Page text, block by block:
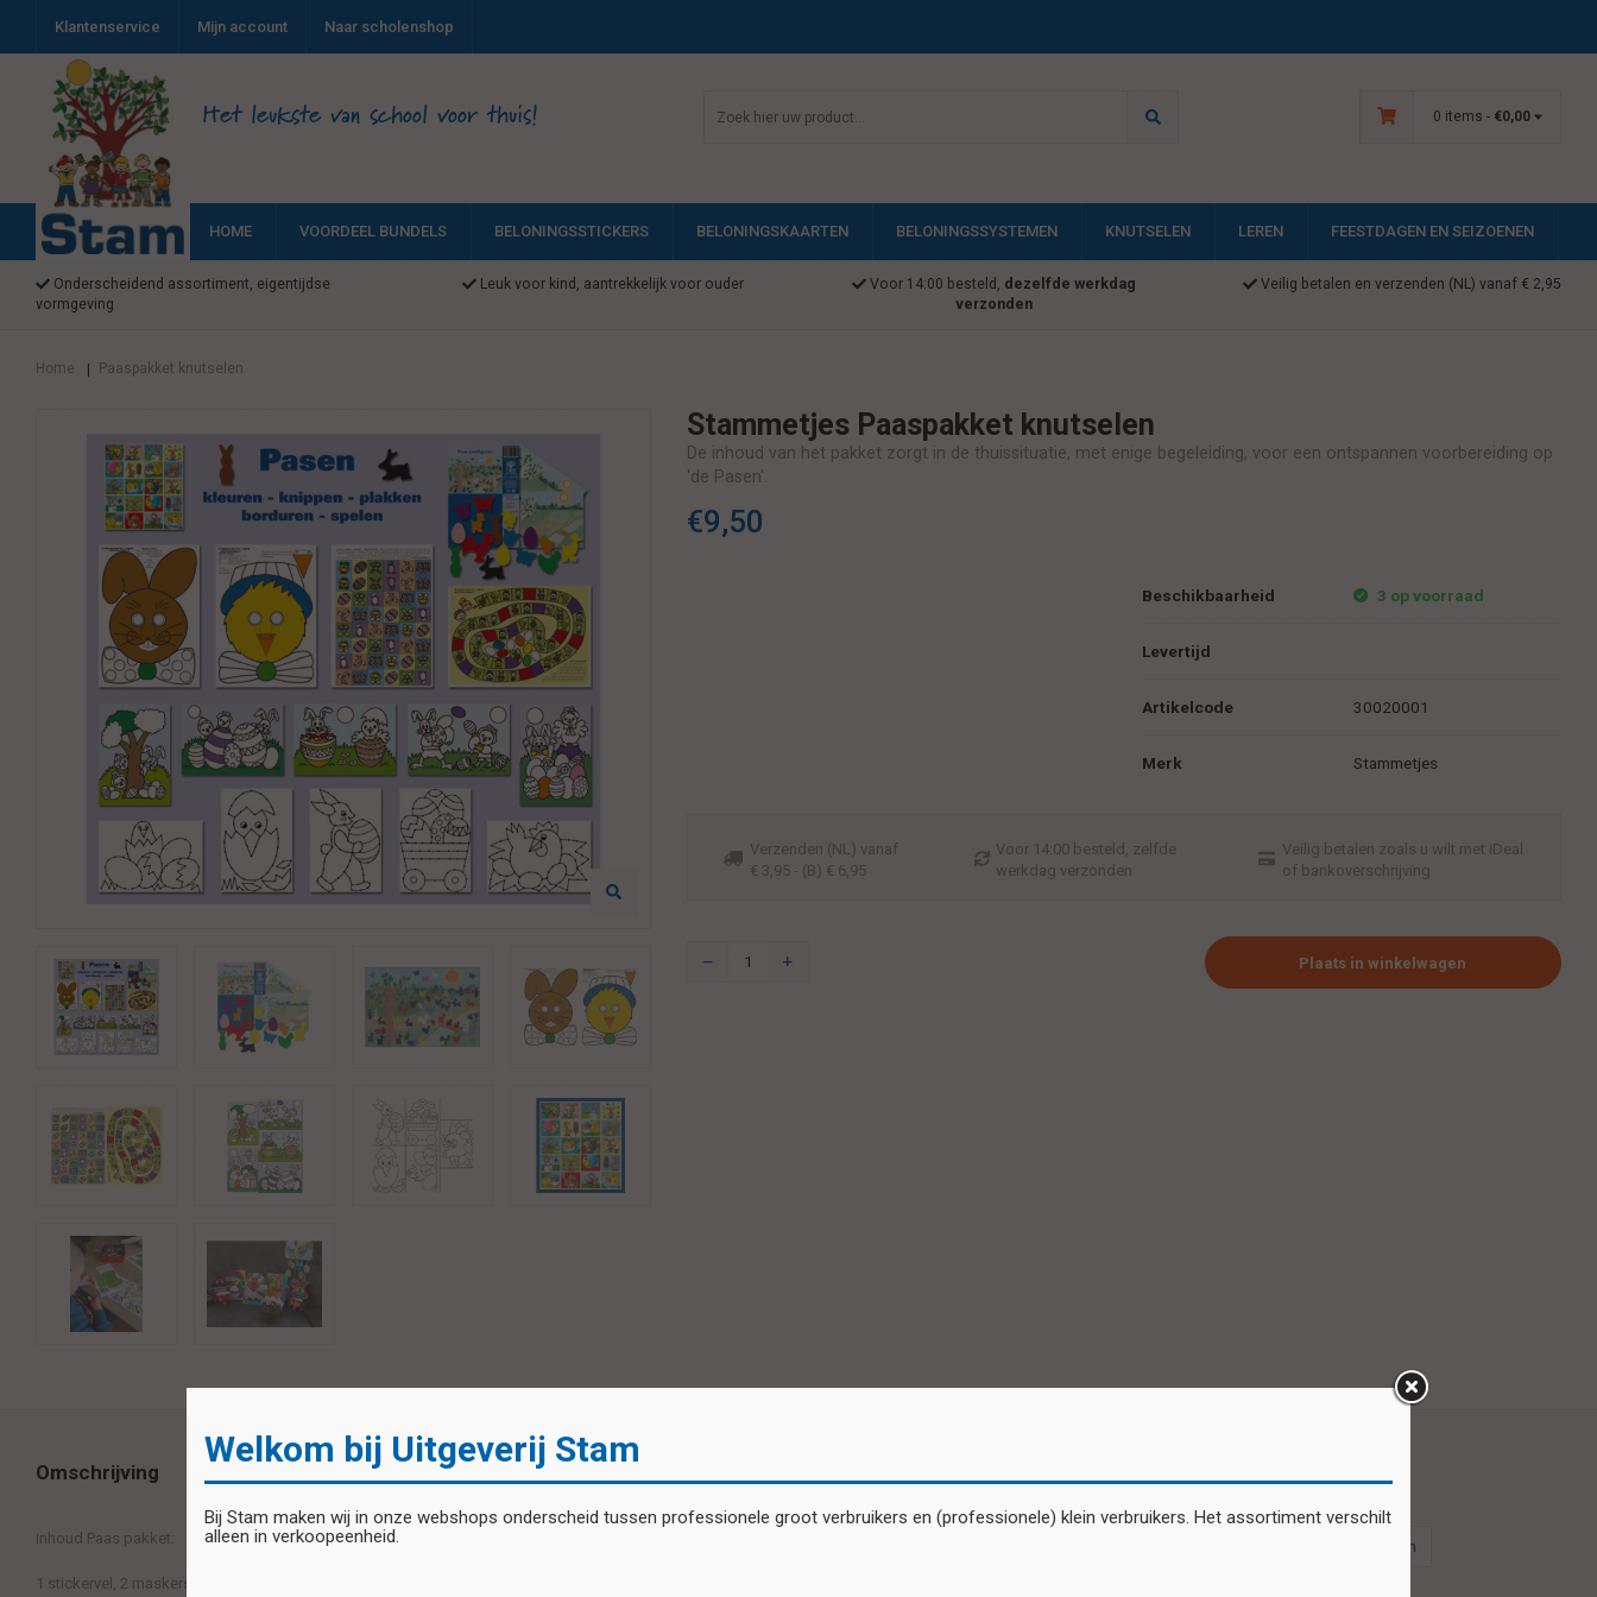
Klantenservice Mijn account Naar scholenshop
Het leukste van school voor thuis! 0 items - €0,00
HOME VOORDEEL BUNDELS BELONINGSSTICKERS BELONINGSKAARTEN BELONINGSSYSTEMEN KNUTSELEN LEREN FEESTDAGEN EN SEIZOENEN
Onderscheidend assortiment, eigentijdse
vormgeving
Leuk voor kind, aantrekkelijk voor ouder Voor 14:00 besteld, dezelfde werkdag
verzonden
Veilig betalen en verzenden (NL) vanaf € 2,95
Home | Paaspakket knutselen
Stammetjes Paaspakket knutselen
De inhoud van het pakket zorgt in de thuissituatie, met enige begeleiding, voor een ontspannen voorbereiding op
'de Pasen'.
€9,50
Beschikbaarheid 3 op voorraad
Levertijd
Artikelcode 30020001
Merk Stammetjes
Verzenden (NL) vanaf
€ 3,95 - (B) € 6,95
Voor 14:00 besteld, zelfde
werkdag verzonden
Veilig betalen zoals u wilt met iDeal
of bankoverschrijving
Plaats in winkelwagen
Omschrijving
Inhoud Paas pakket:
1 stickervel, 2 maskers (21 x 29,7 cm), 2 Paas spelletjes (21 x 29,7 cm), 5 kleurplaten (14,8 x 21 cm), 5
stickers pasen
Welkom bij Uitgeverij Stam
Bij Stam maken wij in onze webshops onderscheid tussen professionele groot verbruikers en (professionele) klein verbruikers. Het assortiment verschilt
alleen in verkoopeenheid.